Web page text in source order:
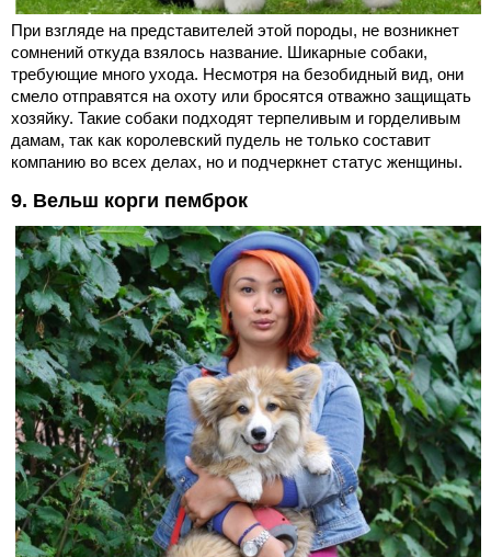
При взгляде на представителей этой породы, не возникнет
сомнений откуда взялось название. Шикарные собаки,
требующие много ухода. Несмотря на безобидный вид, они
смело отправятся на охоту или бросятся отважно защищать
хозяйку. Такие собаки подходят терпеливым и горделивым
дамам, так как королевский пудель не только составит
компанию во всех делах, но и подчеркнет статус женщины.
9. Вельш корги пемброк